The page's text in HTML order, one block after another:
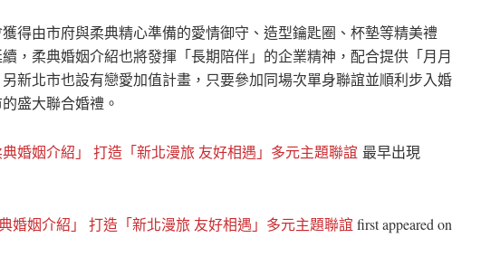
得由市府與柔典精心準備的愛情御守、造型鑰匙圈、杯墊等精美禮
，柔典婚姻介紹也將發揮「長期陪伴」的企業精神，配合提供「月月
新北市也設有戀愛加值計畫，只要參加同場次單身聯誼並順利步入婚
盛大聯合婚禮。
婚姻介紹」 打造「新北漫旅 友好相遇」多元主題聯誼 最早出現
婚姻介紹」 打造「新北漫旅 友好相遇」多元主題聯誼 first appeared on